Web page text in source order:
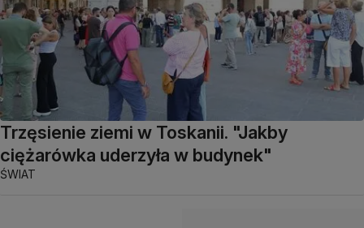
Trzęsienie ziemi w Toskanii. "Jakby
ciężarówka uderzyła w budynek"
ŚWIAT